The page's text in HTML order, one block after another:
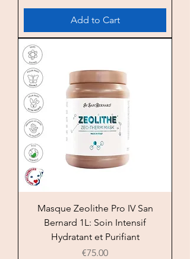
Add to Cart
Masque Zeolithe Pro IV San
Bernard 1L: Soin Intensif
Hydratant et Purifiant
Price
€75.00